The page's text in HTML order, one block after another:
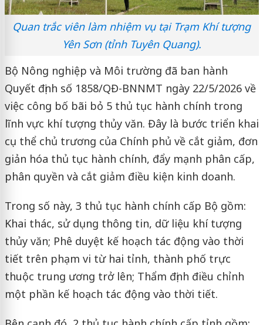
Quan trắc viên làm nhiệm vụ tại Trạm Khí tượng
Yên Sơn (tỉnh Tuyên Quang).
Bộ Nông nghiệp và Môi trường đã ban hành
Quyết định số 1858/QĐ-BNNMT ngày 22/5/2026 về
việc công bố bãi bỏ 5 thủ tục hành chính trong
lĩnh vực khí tượng thủy văn. Đây là bước triển khai
cụ thể chủ trương của Chính phủ về cắt giảm, đơn
giản hóa thủ tục hành chính, đẩy mạnh phân cấp,
phân quyền và cắt giảm điều kiện kinh doanh.
Trong số này, 3 thủ tục hành chính cấp Bộ gồm:
Khai thác, sử dụng thông tin, dữ liệu khí tượng
thủy văn; Phê duyệt kế hoạch tác động vào thời
tiết trên phạm vi từ hai tỉnh, thành phố trực
thuộc trung ương trở lên; Thẩm định điều chỉnh
một phần kế hoạch tác động vào thời tiết.